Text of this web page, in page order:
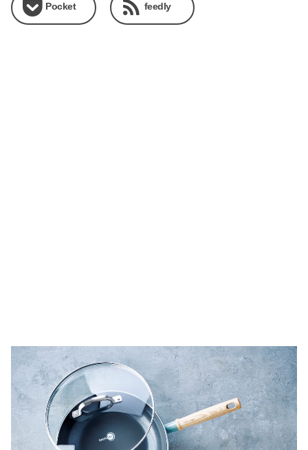
Pocket feedly